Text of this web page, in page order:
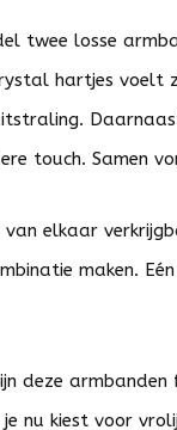
twee losse
hartjes voelt
touch. Samen
elkaar
maken.
deze
nu kiest voor